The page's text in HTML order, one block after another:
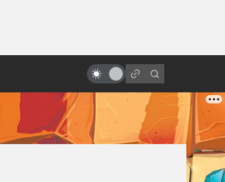
бюджет/сборы